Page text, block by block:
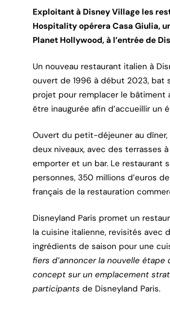
Exploitant à Disney Village les
Hospitality opérera Casa Giulia,
Planet Hollywood, à l’entrée de
Un nouveau restaurant italien à
ouvert de 1996 à début 2023, bat
projet pour remplacer le bâtiment
être inaugurée afin d’accueillir un
Ouvert du petit-déjeuner au
deux niveaux, avec des terrasses
emporter et un bar. Le restaurant
personnes, 350 millions d’euros
français de la restauration
Disneyland Paris promet un
la cuisine italienne, revisités avec
ingrédients de saison pour une
fiers d’annoncer la nouvelle
concept sur un emplacement
participants de Disneyland Paris.